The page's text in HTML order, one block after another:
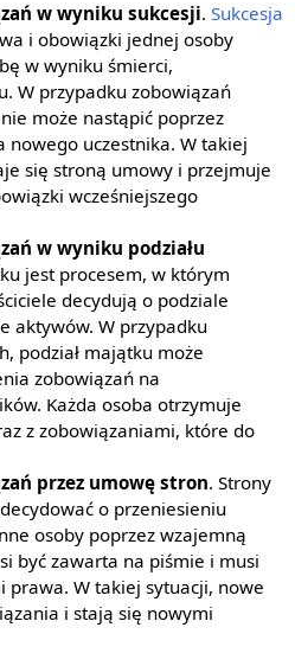
w wyniku sukcesji.Sukcesja
i obowiązki jednej osoby
w wyniku śmierci,
W przypadku zobowiązań
może nastąpić poprzez
nowego uczestnika. W takiej
się stroną umowy i przejmuje
wcześniejszego
w wyniku podziału
jest procesem, w którym
decydują o podziale
aktywów. W przypadku
podział majątku może
zobowiązań na
Każda osoba otrzymuje
z zobowiązaniami, które do
przez umowę stron. Strony
o przeniesieniu
osoby poprzez wzajemną
być zawarta na piśmie i musi
prawa. W takiej sytuacji, nowe
i stają się nowymi